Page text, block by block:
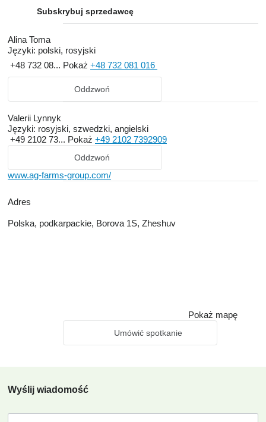
Subskrybuj sprzedawcę
Alina Toma
Języki: polski, rosyjski
+48 732 08... Pokaż +48 732 081 016
Oddzwoń
Valerii Lynnyk
Języki: rosyjski, szwedzki, angielski
+49 2102 73... Pokaż +49 2102 7392909
Oddzwoń
www.ag-farms-group.com/
Adres
Polska, podkarpackie, Borova 1S, Zheshuv
Pokaż mapę
Umówić spotkanie
Wyślij wiadomość